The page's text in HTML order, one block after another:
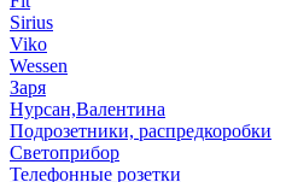
Sirius
Viko
Wessen
Заря
Нурсан,Валентина
Подрозетники, распредкоробки
Светоприбор
Телефонные розетки